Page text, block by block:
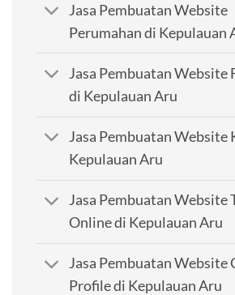
Jasa Pembuatan Website
Perumahan di Kepulauan
Jasa Pembuatan Website
di Kepulauan Aru
Jasa Pembuatan Website
Kepulauan Aru
Jasa Pembuatan Website
Online di Kepulauan Aru
Jasa Pembuatan Website
Profile di Kepulauan Aru